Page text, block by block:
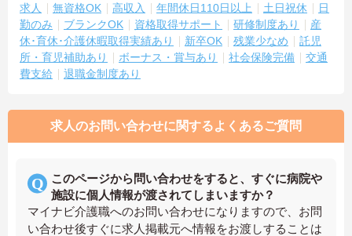
求人
無資格OK 高収入 年間休日110日以上 土日祝休
日
勤のみ
ブランクOK 資格取得サポート 研修制度あり
産
休･育休･介護休暇取得実績あり
新卒OK 残業少なめ
託児
所・育児補助あり
ボーナス・賞与あり 社会保険完備
交通
費支給
退職金制度あり
求人のお問い合わせに関するよくあるご質問
このページから問い合わせをすると、すぐに病院や
施設に個人情報が渡されてしまいますか？
マイナビ介護職へのお問い合わせになりますので、お問
い合わせ後すぐに求人掲載元へ情報をお渡しすることは